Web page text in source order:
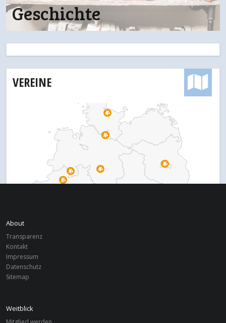
Geschichte
VEREINE
About
Transparenz
Kontakt
Impressum
Datenschutz
Sitemap
Weitblick